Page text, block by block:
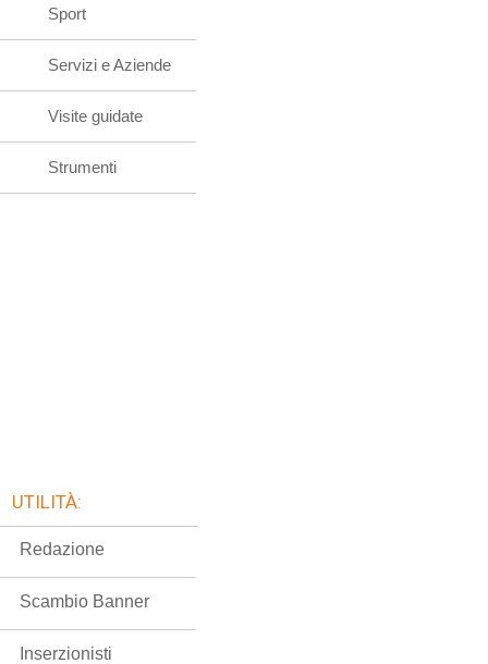
Sport
Servizi e Aziende
Visite guidate
Strumenti
UTILITÀ:
Redazione
Scambio Banner
Inserzionisti